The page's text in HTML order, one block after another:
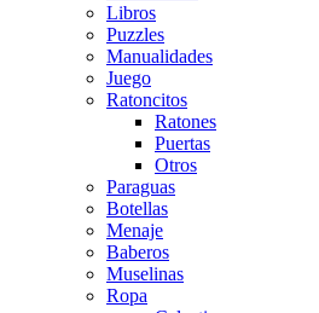
Libros
Puzzles
Manualidades
Juego
Ratoncitos
Ratones
Puertas
Otros
Paraguas
Botellas
Menaje
Baberos
Muselinas
Ropa